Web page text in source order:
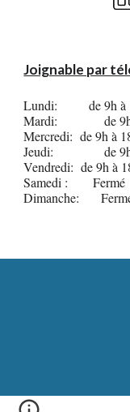
Joignable par
Lundi:
de 9h
Mardi:
de
Mercredi: de 9h à
Jeudi:
de
Vendredi: de 9h à
Samedi :
Fermé
Dimanche: